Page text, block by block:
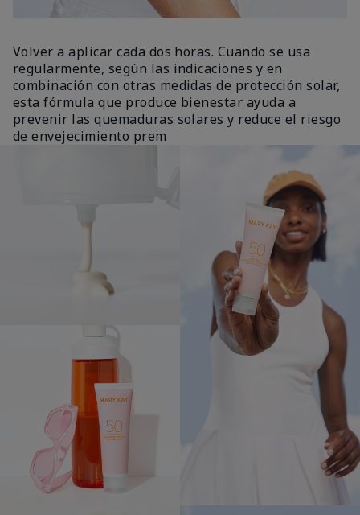
Volver a aplicar cada dos horas. Cuando se usa
regularmente, según las indicaciones y en
combinación con otras medidas de protección solar,
esta fórmula que produce bienestar ayuda a
prevenir las quemaduras solares y reduce el riesgo
de envejecimiento prem